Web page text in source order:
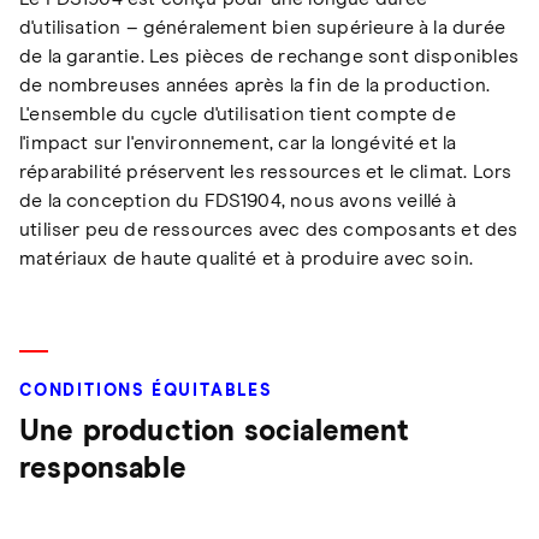
d'utilisation – généralement bien supérieure à la durée
de la garantie. Les pièces de rechange sont disponibles
de nombreuses années après la fin de la production.
L'ensemble du cycle d'utilisation tient compte de
l'impact sur l'environnement, car la longévité et la
réparabilité préservent les ressources et le climat. Lors
de la conception du FDS1904, nous avons veillé à
utiliser peu de ressources avec des composants et des
matériaux de haute qualité et à produire avec soin.
CONDITIONS ÉQUITABLES
Une production socialement
responsable